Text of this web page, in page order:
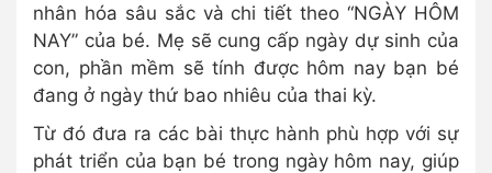
nhân hóa sâu sắc và chi tiết theo “NGÀY HÔM
NAY” của bé. Mẹ sẽ cung cấp ngày dự sinh của
con, phần mềm sẽ tính được hôm nay bạn bé
đang ở ngày thứ bao nhiêu của thai kỳ.
Từ đó đưa ra các bài thực hành phù hợp với sự
phát triển của bạn bé trong ngày hôm nay, giúp